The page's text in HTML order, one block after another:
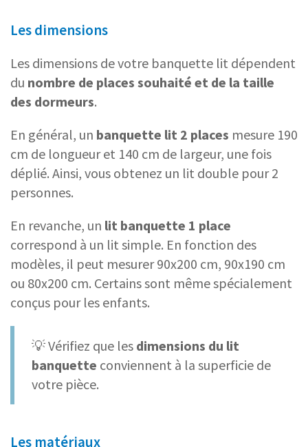
Les dimensions
Les dimensions de votre banquette lit dépendent
du nombre de places souhaité et de la taille
des dormeurs.
En général, un banquette lit 2 places mesure 190
cm de longueur et 140 cm de largeur, une fois
déplié. Ainsi, vous obtenez un lit double pour 2
personnes.
En revanche, un lit banquette 1 place
correspond à un lit simple. En fonction des
modèles, il peut mesurer 90x200 cm, 90x190 cm
ou 80x200 cm. Certains sont même spécialement
conçus pour les enfants.
💡 Vérifiez que les dimensions du lit
banquette conviennent à la superficie de
votre pièce.
Les matériaux